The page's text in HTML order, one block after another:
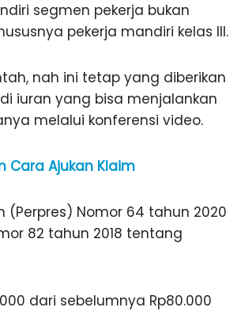
segmen pekerja bukan
pekerja mandiri kelas III.
nah ini tetap yang diberikan
iuran yang bisa menjalankan
melalui konferensi video.
Cara Ajukan Klaim
(Perpres) Nomor 64 tahun 2020
82 tahun 2018 tentang
dari sebelumnya Rp80.000